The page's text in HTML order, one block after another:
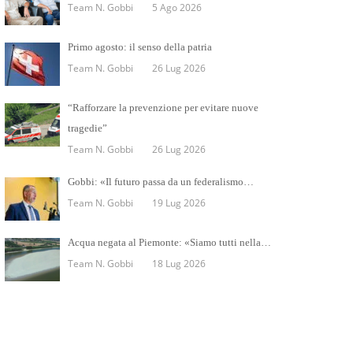
Team N. Gobbi 5 Ago 2026
Primo agosto: il senso della patria
Team N. Gobbi 26 Lug 2026
“Rafforzare la prevenzione per evitare nuove
tragedie”
Team N. Gobbi 26 Lug 2026
Gobbi: «Il futuro passa da un federalismo…
Team N. Gobbi 19 Lug 2026
Acqua negata al Piemonte: «Siamo tutti nella…
Team N. Gobbi 18 Lug 2026